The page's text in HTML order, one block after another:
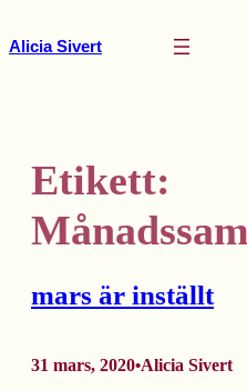
till
Alicia Sivert
Etikett:
mars är inställt
31 mars, 2020•Alicia Sivert